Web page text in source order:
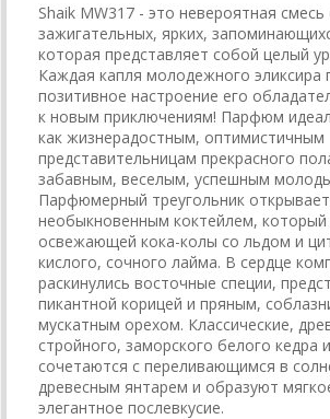
Shaik MW317 - это невероятная
зажигательных, ярких,
которая представляет собой целый
Каждая капля молодежного эликсира
позитивное настроение его
к новым приключениям! Парфюм
как жизнерадостным, оптимистичным
представительницам прекрасного
забавным, веселым, успешным
Парфюмерный треугольник
необыкновенным коктейлем, который
освежающей кока-колы со льдом и
кислого, сочного лайма. В сердце
раскинулись восточные специи,
пикантной корицей и пряным,
мускатным орехом. Классические,
стройного, заморского белого кедра
сочетаются с переливающимся в
древесным янтарем и образуют
элегантное послевкусие.